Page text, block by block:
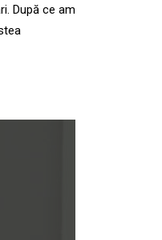
După ce am